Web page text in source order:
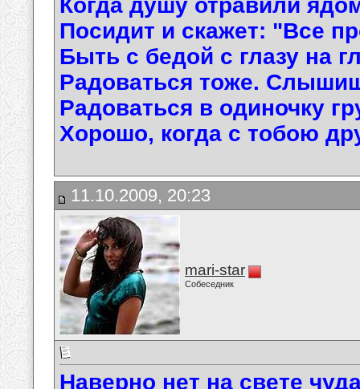
Когда душу отравили
Посидит и скажет: "Все
Быть с бедой с глазу на
Радоваться тоже.
Радоваться в одиночку
Хорошо, когда с тобою
11.10.2009, 20:23
mari-star
Собеседник
Наверно нет на свете